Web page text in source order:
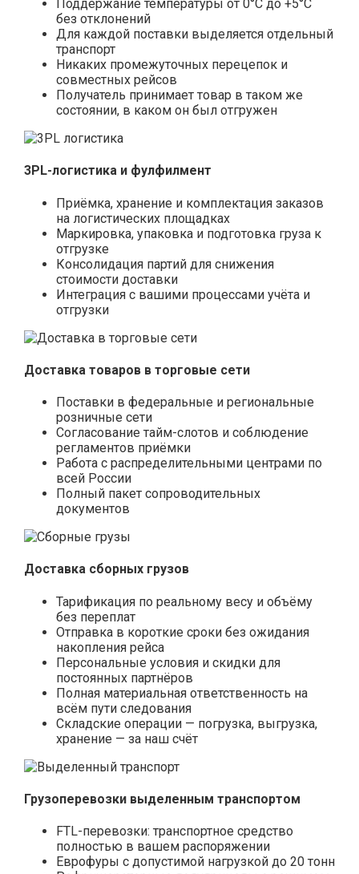
Поддержание температуры от 0°С до +5°С
без отклонений
Для каждой поставки выделяется отдельный
транспорт
Никаких промежуточных перецепок и
совместных рейсов
Получатель принимает товар в таком же
состоянии, в каком он был отгружен
3PL-логистика и фулфилмент
Приёмка, хранение и комплектация заказов
на логистических площадках
Маркировка, упаковка и подготовка груза к
отгрузке
Консолидация партий для снижения
стоимости доставки
Интеграция с вашими процессами учёта и
отгрузки
Доставка товаров в торговые сети
Поставки в федеральные и региональные
розничные сети
Согласование тайм-слотов и соблюдение
регламентов приёмки
Работа с распределительными центрами по
всей России
Полный пакет сопроводительных
документов
Доставка сборных грузов
Тарификация по реальному весу и объёму
без переплат
Отправка в короткие сроки без ожидания
накопления рейса
Персональные условия и скидки для
постоянных партнёров
Полная материальная ответственность на
всём пути следования
Складские операции — погрузка, выгрузка,
хранение — за наш счёт
Грузоперевозки выделенным транспортом
FTL-перевозки: транспортное средство
полностью в вашем распоряжении
Еврофуры с допустимой нагрузкой до 20 тонн